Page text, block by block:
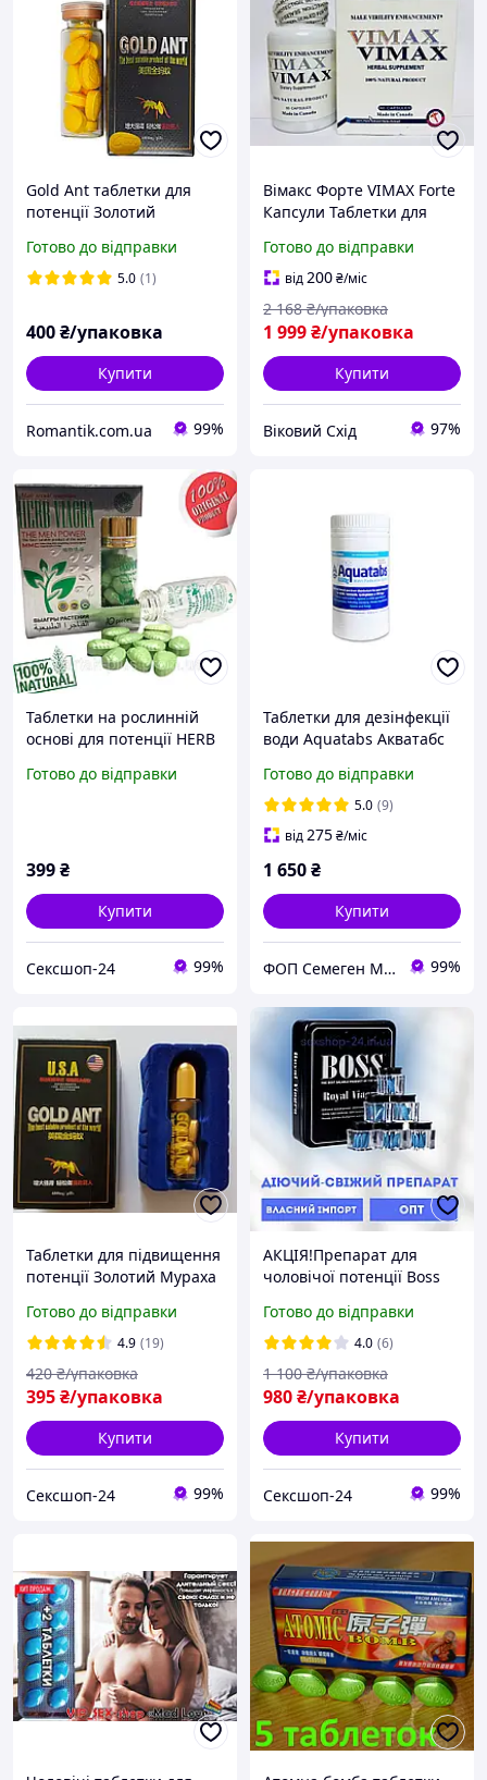
Gold Ant таблетки для
потенції Золотий
Готово до відправки
5.0 (1)
400₴/упаковка
Купити
Romantik.com.ua 99%
Вімакс Форте VIMAX Forte
Капсули Таблетки для
потенції 60 капсул
Готово до відправки
від200₴/міс
1 999₴/упаковка
2 168 ₴/упаковка
Купити
Віковий Схід 97%
Таблетки на рослинній
основі для потенції HERB
Готово до відправки
399₴
Купити
Сексшоп-24 99%
Таблетки для дезінфекції
води Aquatabs Акватабс
Готово до відправки
5.0 (9)
від275₴/міс
1 650₴
Купити
ФОП Семеген Мар'ян Мирославович 99%
Таблетки для підвищення
потенції Золотий Мураха
Готово до відправки
4.9 (19)
395₴/упаковка
420 ₴/упаковка
Купити
Сексшоп-24 99%
АКЦІЯ!Препарат для
чоловічої потенції Boss
Готово до відправки
4.0 (6)
980₴/упаковка
1 100 ₴/упаковка
Купити
Сексшоп-24 99%